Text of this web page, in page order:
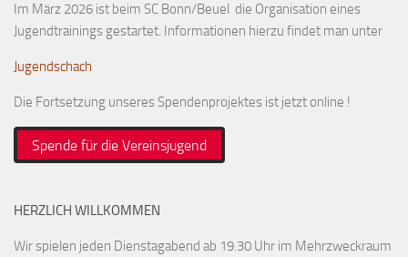
Im März 2026 ist beim SC Bonn/Beuel die Organisation eines
Jugendtrainings gestartet. Informationen hierzu findet man unter
Jugendschach
Die Fortsetzung unseres Spendenprojektes ist jetzt online !
Spende für die Vereinsjugend
HERZLICH WILLKOMMEN
Wir spielen jeden Dienstagabend ab 19.30 Uhr im Mehrzweckraum